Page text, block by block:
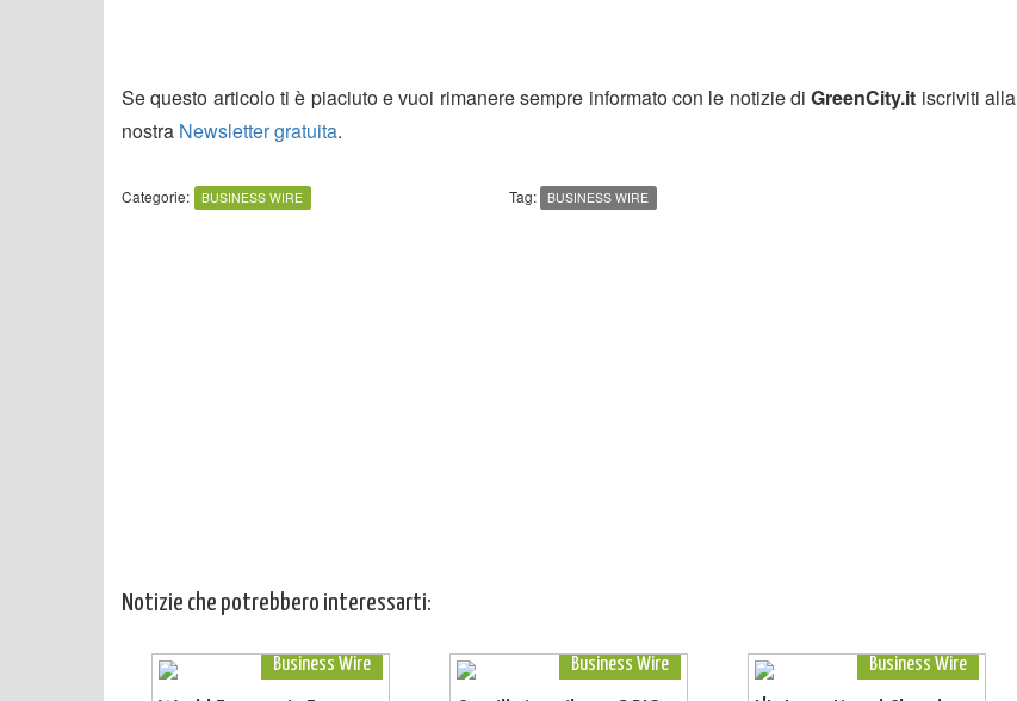
Se questo articolo ti è piaciuto e vuoi rimanere sempre informato con le notizie diGreenCity.it iscriviti alla
nostra Newsletter gratuita.
Categorie: BUSINESS WIRE Tag: BUSINESS WIRE
Notizie che potrebbero interessarti:
Business Wire Business Wire Business Wire